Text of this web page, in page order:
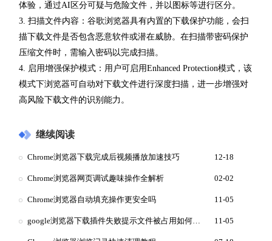
体验，通过AI区分可疑与危险文件，并以图标等进行区分。
3. 扫描文件内容：谷歌浏览器具有内置的下载保护功能，会扫
描下载文件是否包含恶意软件或潜在威胁。在扫描带密码保护
压缩文件时，需输入密码以完成扫描。
4. 启用增强保护模式：用户可启用Enhanced Protection模式，该
模式下浏览器可自动对下载文件进行深度扫描，进一步增强对
高风险下载文件的识别能力。
继续阅读
Chrome浏览器下载完成后视频播放加速技巧 12-18
Chrome浏览器网页调试趣味操作全解析 02-02
Chrome浏览器自动填充操作更安全吗 11-05
google浏览器下载插件失败提示文件被占用如何释放占用进程 11-05